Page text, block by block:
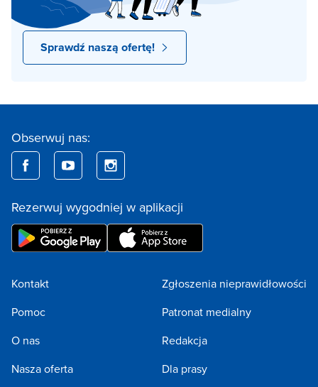
Sprawdź naszą ofertę!
Obserwuj nas:
Rezerwuj wygodniej w aplikacji
Kontakt
Pomoc
O nas
Nasza oferta
Zgłoszenia nieprawidłowości
Patronat medialny
Redakcja
Dla prasy